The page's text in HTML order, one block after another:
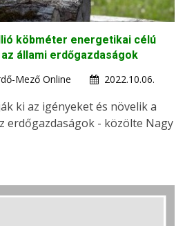
köbméter energetikai célú
állami erdőgazdaságok
Mező Online
2022.10.06.
ki az igényeket és növelik a
erdőgazdaságok - közölte Nagy